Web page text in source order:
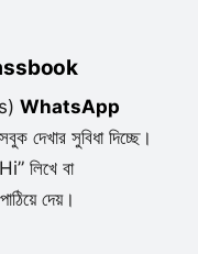
WhatsApp
দেখার সুবিধা দিচ্ছে।
লিখে বা
দেয়।